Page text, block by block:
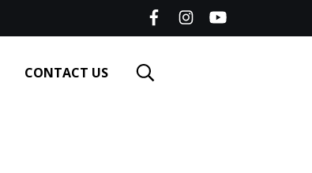
CONTACT US